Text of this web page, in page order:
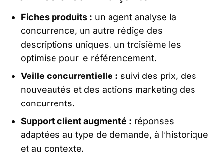
Fiches produits : un agent analyse la
concurrence, un autre rédige des
descriptions uniques, un troisième les
optimise pour le référencement.
Veille concurrentielle : suivi des prix, des
nouveautés et des actions marketing des
concurrents.
Support client augmenté : réponses
adaptées au type de demande, à l’historique
et au contexte.